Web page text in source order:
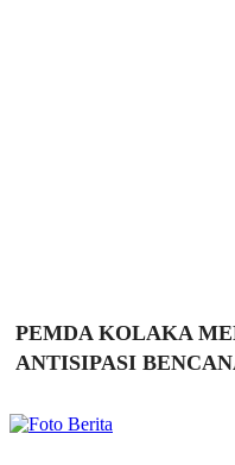
PEMDA KOLAKA
ANTISIPASI